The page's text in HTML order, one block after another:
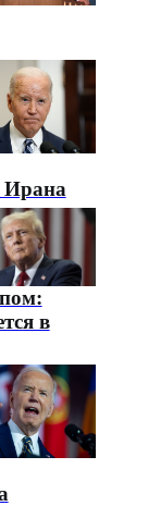
Ирана
в